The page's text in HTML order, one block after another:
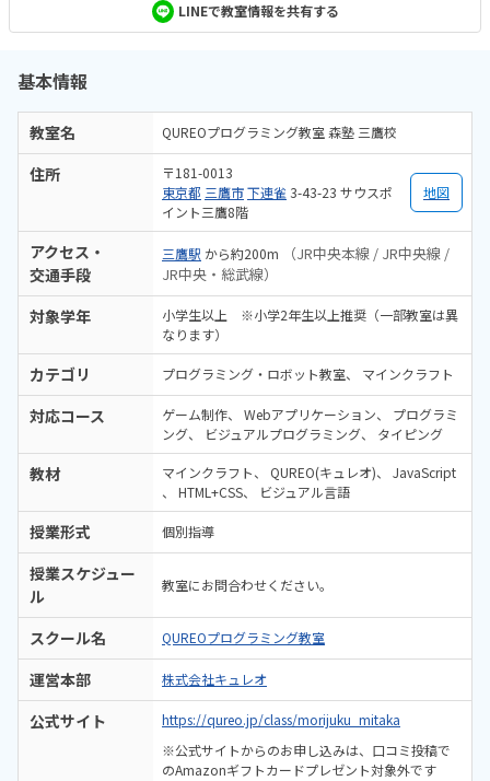
LINEで教室情報を共有する
基本情報
教室名 QUREOプログラミング教室 森塾 三鷹校
住所
〒181-0013
東京都 三鷹市下連雀 3-43-23 サウスポ
イント三鷹8階
地図
アクセス・
交通手段
三鷹駅 から約200m
（JR中央本線 / JR中央線 /
JR中央・総武線）
対象学年
小学生以上 ※小学2年生以上推奨（一部教室は異
なります）
カテゴリ プログラミング・ロボット教室 マインクラフト
対応コース ゲーム制作 Webアプリケーション
プログラミ
ング
ビジュアルプログラミング タイピング
教材 マインクラフト QUREO(キュレオ)
JavaScript
HTML+CSS
ビジュアル言語
授業形式 個別指導
授業スケジュー
ル
教室にお問合わせください。
スクール名 QUREOプログラミング教室
運営本部 株式会社キュレオ
公式サイト
https://qureo.jp/class/morijuku_mitaka
※公式サイトからのお申し込みは、口コミ投稿で
のAmazonギフトカードプレゼント対象外です